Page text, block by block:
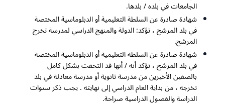
الجامعات في بلده / بلدها.
شهادة صادرة عن السلطة التعليمية أو الدبلوماسية المختصة
في بلد المرشح ، تؤكد: الدولة والمنهج الدراسي لمدرسة تخرج
المرشح.
شهادة صادرة عن السلطة التعليمية أو الدبلوماسية المختصة
في بلد المرشح ، تؤكد أنه / أنها قد التحقت بشكل كامل
بالصفين الأخيرين من مدرسة ثانوية أو مدرسة معادلة في بلد
تخرجه ، من بداية العام الدراسي إلى نهايته . يجب ذكر سنوات
الدراسة والفصول الدراسية صراحة.